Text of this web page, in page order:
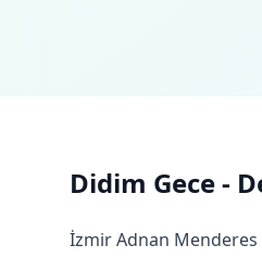
Didim Gece -
İzmir Adnan Menderes